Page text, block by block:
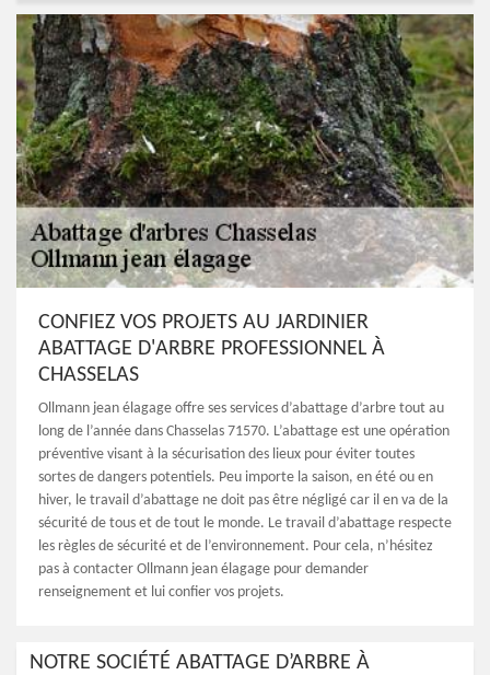
CONFIEZ VOS PROJETS AU JARDINIER
ABATTAGE D'ARBRE PROFESSIONNEL À
CHASSELAS
Ollmann jean élagage offre ses services d’abattage d’arbre tout au
long de l’année dans Chasselas 71570. L’abattage est une opération
préventive visant à la sécurisation des lieux pour éviter toutes
sortes de dangers potentiels. Peu importe la saison, en été ou en
hiver, le travail d’abattage ne doit pas être négligé car il en va de la
sécurité de tous et de tout le monde. Le travail d’abattage respecte
les règles de sécurité et de l’environnement. Pour cela, n’hésitez
pas à contacter Ollmann jean élagage pour demander
renseignement et lui confier vos projets.
NOTRE SOCIÉTÉ ABATTAGE D’ARBRE À